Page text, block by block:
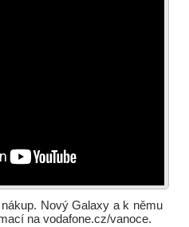
Nový Galaxy a k němu
na vodafone.cz/vanoce.